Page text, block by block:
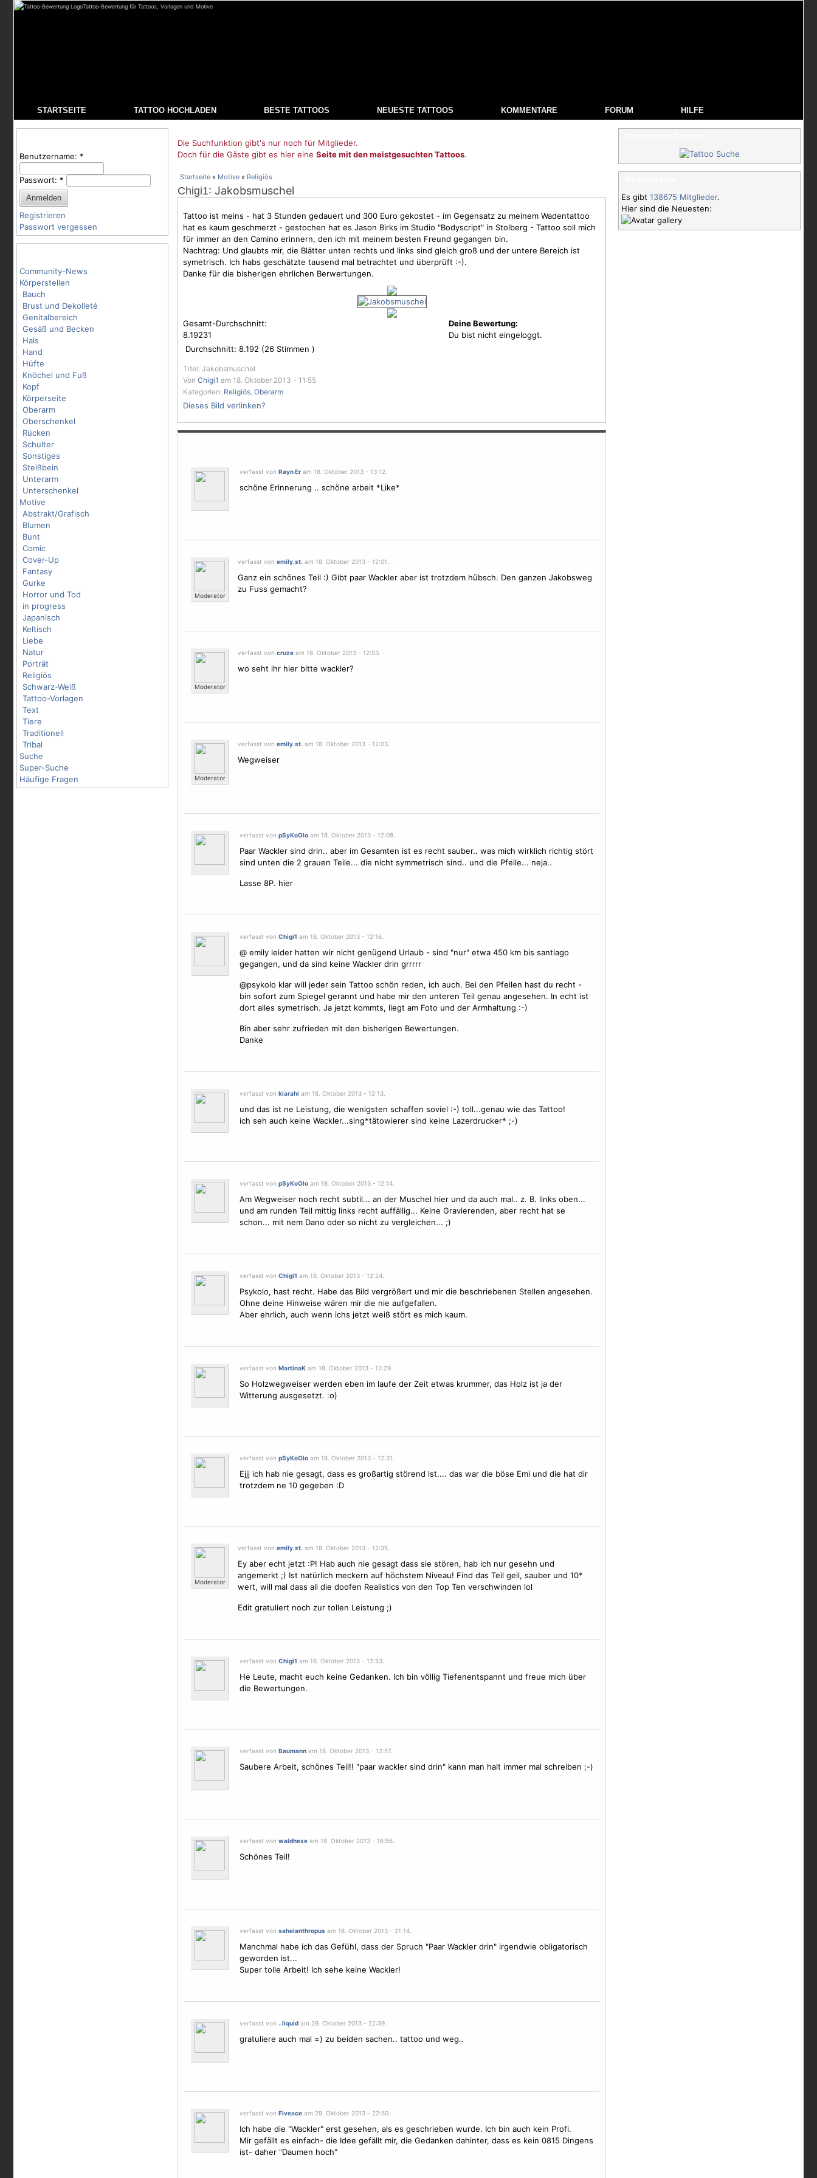
Tattoo-Bewertung für Tattoos, Vorlagen und Motive
STARTSEITE TATTOO HOCHLADEN BESTE TATTOOS NEUESTE TATTOOS KOMMENTARE FORUM HILFE
Benutzername: *
Passwort: *
Registrieren
Passwort vergessen
Community-News
Körperstellen
Bauch
Brust und Dekolleté
Genitalbereich
Gesäß und Becken
Hals
Hand
Hüfte
Knöchel und Fuß
Kopf
Körperseite
Oberarm
Oberschenkel
Rücken
Schulter
Sonstiges
Steißbein
Unterarm
Unterschenkel
Motive
Abstrakt/Grafisch
Blumen
Bunt
Comic
Cover-Up
Fantasy
Gurke
Horror und Tod
in progress
Japanisch
Keltisch
Liebe
Natur
Porträt
Religiös
Schwarz-Weiß
Tattoo-Vorlagen
Text
Tiere
Traditionell
Tribal
Suche
Super-Suche
Häufige Fragen
Die Suchfunktion gibt's nur noch für Mitglieder.
Doch für die Gäste gibt es hier eine Seite mit den meistgesuchten Tattoos.
Startseite » Motive » Religiös
Chigi1: Jakobsmuschel
Tattoo ist meins - hat 3 Stunden gedauert und 300 Euro gekostet - im Gegensatz zu meinem Wadentattoo
hat es kaum geschmerzt - gestochen hat es Jason Birks im Studio "Bodyscript" in Stolberg - Tattoo soll mich
für immer an den Camino erinnern, den ich mit meinem besten Freund gegangen bin.
Nachtrag: Und glaubts mir, die Blätter unten rechts und links sind gleich groß und der untere Bereich ist
symetrisch. Ich habs geschätzte tausend mal betrachtet und überprüft :-).
Danke für die bisherigen ehrlichen Berwertungen.
Gesamt-Durchschnitt:
8.19231
Durchschnitt: 8.192 (26 Stimmen )
Deine Bewertung:
Du bist nicht eingeloggt.
Titel: Jakobsmuschel
Von Chigi1 am 18. Oktober 2013 - 11:55
Kategorien: Religiös, Oberarm
Dieses Bild verlinken?
verfasst von Rayn Eram 18. Oktober 2013 - 13:12.
schöne Erinnerung .. schöne arbeit *Like*
Moderator
verfasst von emily.st. am 18. Oktober 2013 - 12:01.
Ganz ein schönes Teil :) Gibt paar Wackler aber ist trotzdem hübsch. Den ganzen Jakobsweg
zu Fuss gemacht?
Moderator
verfasst von cruzeam 18. Oktober 2013 - 12:03.
wo seht ihr hier bitte wackler?
Moderator
verfasst von emily.st. am 18. Oktober 2013 - 12:03.
Wegweiser
verfasst von pSyKoOloam 18. Oktober 2013 - 12:08.
Paar Wackler sind drin.. aber im Gesamten ist es recht sauber.. was mich wirklich richtig stört
sind unten die 2 grauen Teile... die nicht symmetrisch sind.. und die Pfeile... neja..
Lasse 8P. hier
verfasst von Chigi1 am 18. Oktober 2013 - 12:16.
@ emily leider hatten wir nicht genügend Urlaub - sind "nur" etwa 450 km bis santiago
gegangen, und da sind keine Wackler drin grrrrr
@psykolo klar will jeder sein Tattoo schön reden, ich auch. Bei den Pfeilen hast du recht -
bin sofort zum Spiegel gerannt und habe mir den unteren Teil genau angesehen. In echt ist
dort alles symetrisch. Ja jetzt kommts, liegt am Foto und der Armhaltung :-)
Bin aber sehr zufrieden mit den bisherigen Bewertungen.
Danke
verfasst von kiarahi am 18. Oktober 2013 - 12:13.
und das ist ne Leistung, die wenigsten schaffen soviel :-) toll...genau wie das Tattoo!
ich seh auch keine Wackler...sing*tätowierer sind keine Lazerdrucker* ;-)
verfasst von pSyKoOloam 18. Oktober 2013 - 12:14.
Am Wegweiser noch recht subtil... an der Muschel hier und da auch mal.. z. B. links oben...
und am runden Teil mittig links recht auffällig... Keine Gravierenden, aber recht hat se
schon... mit nem Dano oder so nicht zu vergleichen... ;)
verfasst von Chigi1 am 18. Oktober 2013 - 12:24.
Psykolo, hast recht. Habe das Bild vergrößert und mir die beschriebenen Stellen angesehen.
Ohne deine Hinweise wären mir die nie aufgefallen.
Aber ehrlich, auch wenn ichs jetzt weiß stört es mich kaum.
verfasst von MartinaKam 18. Oktober 2013 - 12:29.
So Holzwegweiser werden eben im laufe der Zeit etwas krummer, das Holz ist ja der
Witterung ausgesetzt. :o)
verfasst von pSyKoOloam 18. Oktober 2013 - 12:31.
Ejjj ich hab nie gesagt, dass es großartig störend ist.... das war die böse Emi und die hat dir
trotzdem ne 10 gegeben :D
Moderator
verfasst von emily.st. am 18. Oktober 2013 - 12:35.
Ey aber echt jetzt :P! Hab auch nie gesagt dass sie stören, hab ich nur gesehn und
angemerkt ;) Ist natürlich meckern auf höchstem Niveau! Find das Teil geil, sauber und 10*
wert, will mal dass all die doofen Realistics von den Top Ten verschwinden lol
Edit gratuliert noch zur tollen Leistung ;)
verfasst von Chigi1 am 18. Oktober 2013 - 12:53.
He Leute, macht euch keine Gedanken. Ich bin völlig Tiefenentspannt und freue mich über
die Bewertungen.
verfasst von Baumannam 18. Oktober 2013 - 12:57.
Saubere Arbeit, schönes Teil!! "paar wackler sind drin" kann man halt immer mal schreiben ;-)
verfasst von waldhexeam 18. Oktober 2013 - 16:56.
Schönes Teil!
verfasst von sahelanthropusam 18. Oktober 2013 - 21:14.
Manchmal habe ich das Gefühl, dass der Spruch "Paar Wackler drin" irgendwie obligatorisch
geworden ist...
Super tolle Arbeit! Ich sehe keine Wackler!
verfasst von ..liquidam 29. Oktober 2013 - 22:39.
gratuliere auch mal =) zu beiden sachen.. tattoo und weg..
verfasst von Fiveaceam 29. Oktober 2013 - 22:50.
Ich habe die "Wackler" erst gesehen, als es geschrieben wurde. Ich bin auch kein Profi.
Mir gefällt es einfach- die Idee gefällt mir, die Gedanken dahinter, dass es kein 0815 Dingens
ist- daher "Daumen hoch"
Es gibt 138675 Mitglieder.
Hier sind die Neuesten: